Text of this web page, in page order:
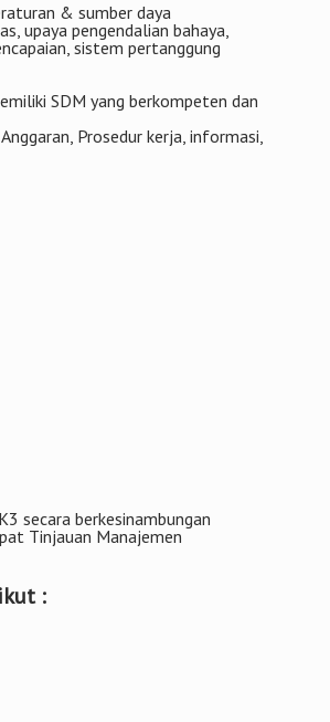
& sumber daya
upaya pengendalian bahaya,
sistem pertanggung
SDM yang berkompeten dan
Prosedur kerja, informasi,
secara berkesinambungan
Tinjauan Manajemen
: